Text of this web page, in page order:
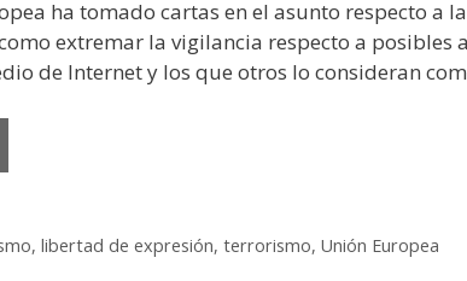
ha tomado cartas en el asunto respecto a
extremar la vigilancia respecto a posibles
de Internet y los que otros lo consideran
,libertad de expresión,terrorismo,Unión Europea